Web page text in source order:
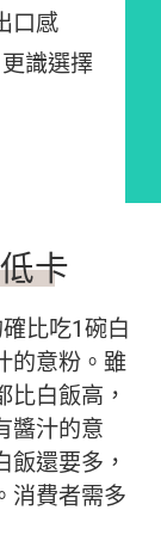
口感
識選擇
卡
比吃1碗白
的意粉。雖
白飯高，
醬汁的意
還要多，
消費者需多